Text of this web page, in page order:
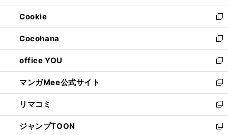
開
く
ウ
で
開
く
ン
ド
ウ
で
開
く
ウ
ィ
ン
ド
ウ
で
開
く
Cookie
新
し
い
ウ
ィ
ン
ド
ウ
で
開
く
Cocohana
新
し
い
ウ
ィ
ン
ド
ウ
で
office YOU
新
し
い
ウ
ィ
ン
ド
マンガMee公式サイト
新
し
い
ウ
ィ
リマコミ
新
し
い
ジャンプTOON
新